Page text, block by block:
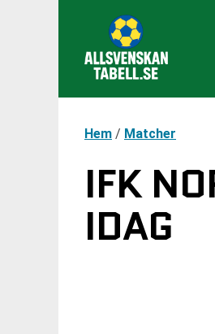
Hem / Matcher
IFK
IDAG